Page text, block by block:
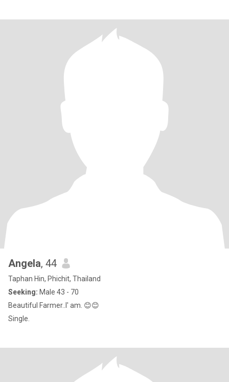
Angela, 44
Taphan Hin, Phichit, Thailand
Seeking: Male 43 - 70
Beautiful Farmer..I' am. 😊😊
Single.